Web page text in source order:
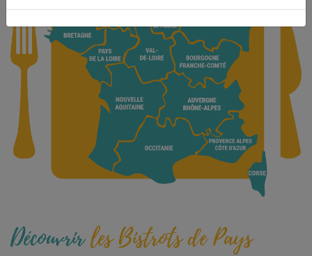
Découvrirles Bistrots de Pays